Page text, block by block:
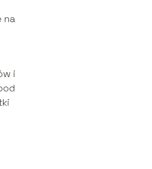
na
i